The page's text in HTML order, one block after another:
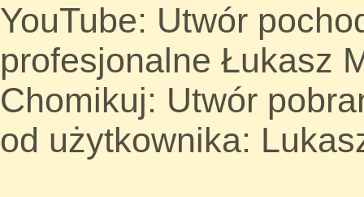
YouTube: Utwór
profesjonalne Łukasz
Chomikuj: Utwór
od użytkownika: